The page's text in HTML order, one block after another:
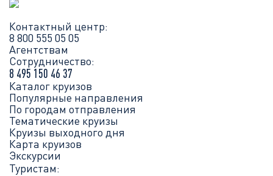
Контактный центр:
8 800 555 05 05
Агентствам
Сотрудничество:
8 495 150 46 37
Каталог круизов
Популярные направления
По городам отправления
Тематические круизы
Круизы выходного дня
Карта круизов
Экскурсии
Туристам: